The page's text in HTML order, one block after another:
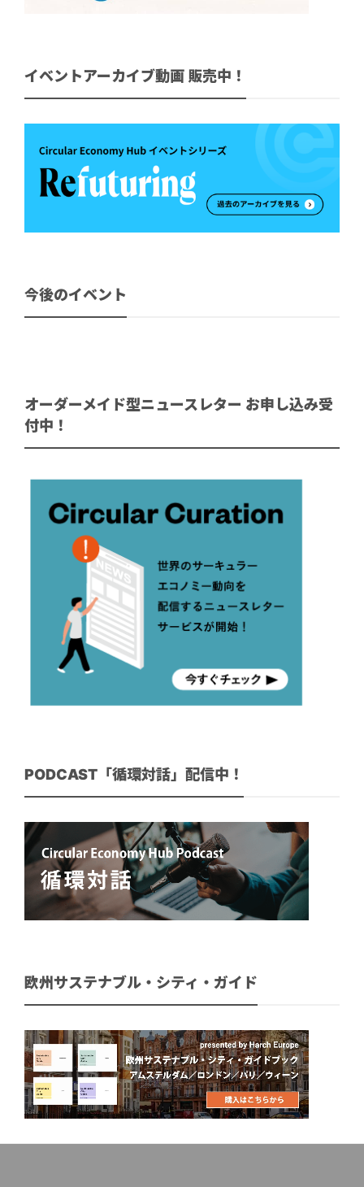
イベントアーカイブ動画 販売中！
今後のイベント
オーダーメイド型ニュースレター お申し込み受
付中！
PODCAST「循環対話」配信中！
欧州サステナブル・シティ・ガイド